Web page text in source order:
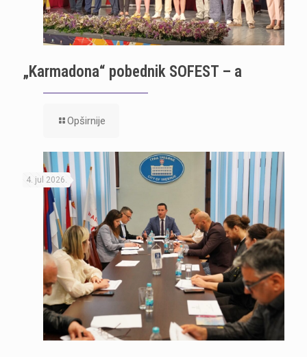
„Karmadona“ pobednik SOFEST – a
Opširnije
4. jul 2026.